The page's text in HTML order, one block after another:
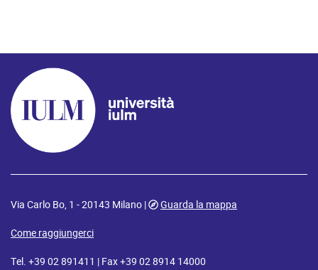
Via Carlo Bo, 1 - 20143 Milano |
Guarda la mappa
Come raggiungerci
Tel. +39 02 891411 | Fax +39 02 8914 14000